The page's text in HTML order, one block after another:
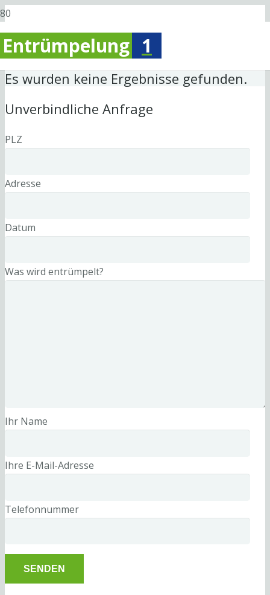
Entrümpelung 1
Es wurden keine Ergebnisse gefunden.
Unverbindliche Anfrage
PLZ
Adresse
Datum
Was wird entrümpelt?
Ihr Name
Ihre E-Mail-Adresse
Telefonnummer